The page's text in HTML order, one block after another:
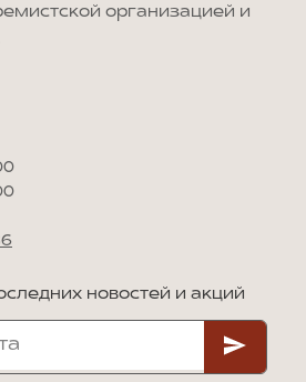
организацией и
новостей и акций